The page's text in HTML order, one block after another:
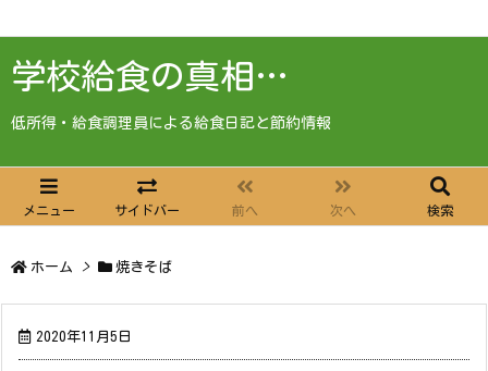
学校給食の真相…
低所得・給食調理員による給食日記と節約情報
メニュー サイドバー 前へ 次へ 検索
ホーム > 焼きそば
2020年11月5日